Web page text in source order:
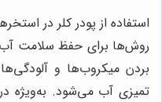
استفاده از پودر کلر در
روش‌ها برای حفظ سلامت آب
بردن میکروب‌ها و
تمیزی آب می‌شود. به‌ویژه